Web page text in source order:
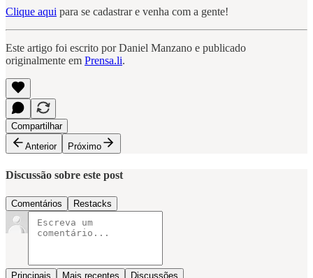
Clique aqui para se cadastrar e venha com a gente!
Este artigo foi escrito por Daniel Manzano e publicado
originalmente em Prensa.li.
Compartilhar
Anterior
Próximo
Discussão sobre este post
Comentários Restacks
Principais Mais recentes Discussões